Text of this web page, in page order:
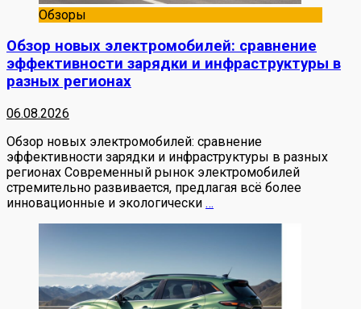
Обзоры
Обзор новых электромобилей: сравнение
эффективности зарядки и инфраструктуры в
разных регионах
06.08.2026
Обзор новых электромобилей: сравнение
эффективности зарядки и инфраструктуры в разных
регионах Современный рынок электромобилей
стремительно развивается, предлагая всё более
инновационные и экологически …